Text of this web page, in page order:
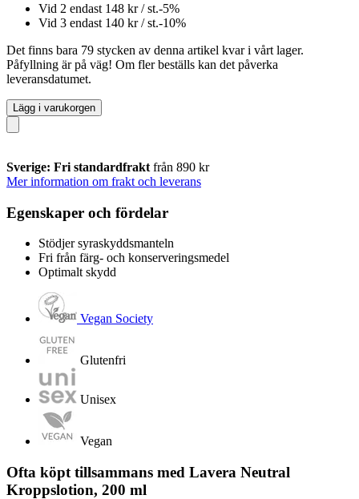
Vid 2 endast 148 kr/ st.-5%
Vid 3 endast 140 kr/ st.-10%
Det finns bara 79 stycken av denna artikel kvar i vårt lager.
Påfyllning är på väg! Om fler beställs kan det påverka
leveransdatumet.
Lägg i varukorgen
Sverige: Fri standardfrakt från 890 kr
Mer information om frakt och leverans
Egenskaper och fördelar
Stödjer syraskyddsmanteln
Fri från färg- och konserveringsmedel
Optimalt skydd
Vegan Society
Glutenfri
Unisex
Vegan
Ofta köpt tillsammans med Lavera Neutral
Kroppslotion, 200 ml